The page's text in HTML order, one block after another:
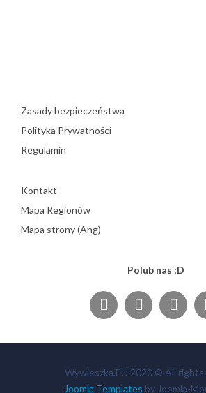
Zasady bezpieczeństwa
Polityka Prywatności
Regulamin
Kontakt
Mapa Regionów
Mapa strony (Ang)
Polub nas :D
Wywieszka.EU 2020 © All rights
Joomla Templates by Joomla-